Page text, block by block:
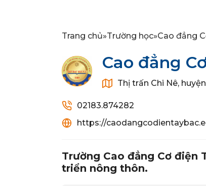
Trang chủ»Trường học»Cao đẳng
Cao đẳng
Thị trấn Chi Nê,
02183.874282
https://
Trường Cao đẳng Cơ điện
triển nông thôn.